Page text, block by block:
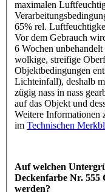
maximalen
65% rel.
Vor dem Gebrauch
6 Wochen
wolkige, streifige
Objektbedingungen
Lichteinfall), deshalb
zügig nass in nass
auf das Objekt und
Weitere Informationen
im Technischen
Auf welchen
Deckenfarbe Nr.
werden?